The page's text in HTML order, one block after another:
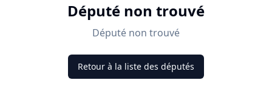
Député non trouvé
Député non trouvé
Retour à la liste des députés